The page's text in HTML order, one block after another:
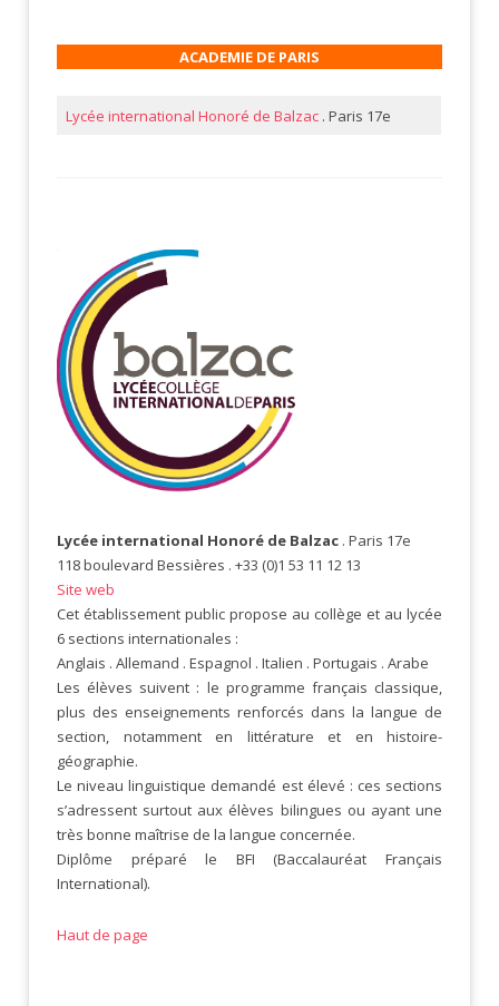
ACADEMIE DE PARIS
Lycée international Honoré de Balzac. Paris 17e
Lycée international Honoré de Balzac . Paris 17e
118 boulevard Bessières . +33 (0)1 53 11 12 13
Site web
Cet établissement public propose au collège et au lycée
6 sections internationales :
Anglais . Allemand . Espagnol . Italien . Portugais . Arabe
Les élèves suivent : le programme français classique,
plus des enseignements renforcés dans la langue de
section, notamment en littérature et en histoire-
géographie.
Le niveau linguistique demandé est élevé : ces sections
s’adressent surtout aux élèves bilingues ou ayant une
très bonne maîtrise de la langue concernée.
Diplôme préparé le BFI (Baccalauréat Français
International).
Haut de page